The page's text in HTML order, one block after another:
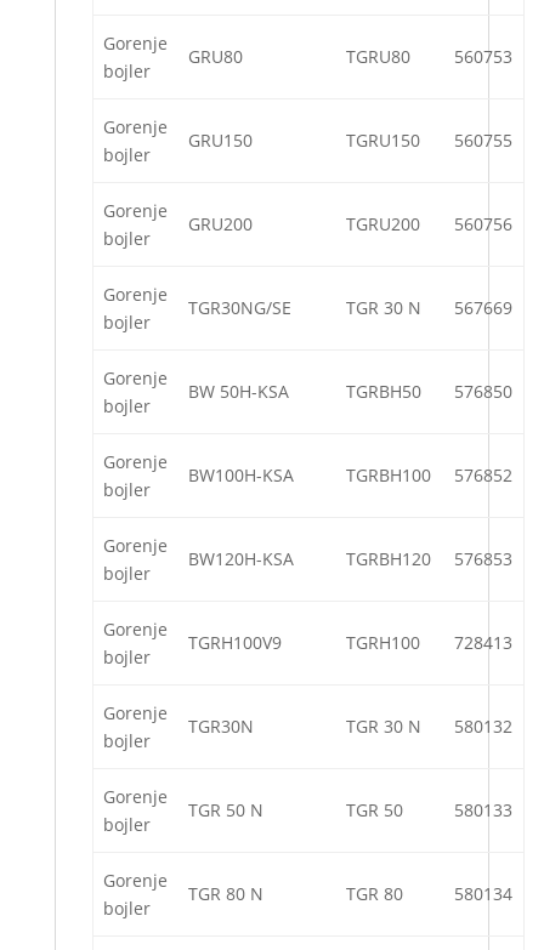
Gorenje
bojler
GRU80 TGRU80 560753
Gorenje
bojler
GRU150 TGRU150 560755
Gorenje
bojler
GRU200 TGRU200 560756
Gorenje
bojler
TGR30NG/SE TGR 30 N 567669
Gorenje
bojler
BW 50H-KSA TGRBH50 576850
Gorenje
bojler
BW100H-KSA TGRBH100 576852
Gorenje
bojler
BW120H-KSA TGRBH120 576853
Gorenje
bojler
TGRH100V9 TGRH100 728413
Gorenje
bojler
TGR30N TGR 30 N 580132
Gorenje
bojler
TGR 50 N TGR 50 580133
Gorenje
bojler
TGR 80 N TGR 80 580134